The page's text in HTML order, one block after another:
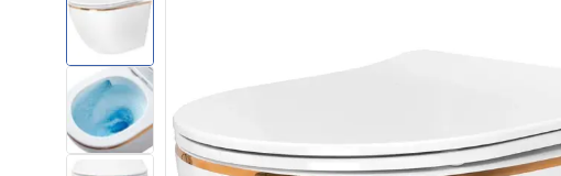
Douchedeur
Douchebakken
Lineaire Douchegoten